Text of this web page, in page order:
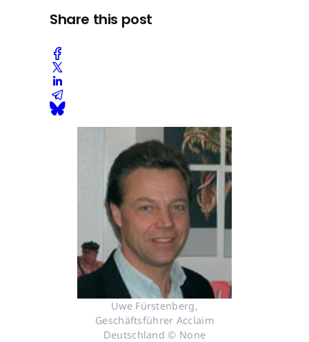
Share this post
Uwe Fürstenberg,
Geschäftsführer Acclaim
Deutschland © None